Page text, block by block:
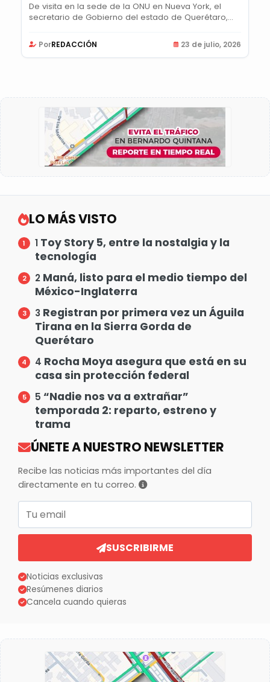
De visita en la sede de la ONU en Nueva York, el
secretario de Gobierno del estado de Querétaro,...
PorREDACCIÓN 23 de julio, 2026
LO MÁS VISTO
1 Toy Story 5, entre la nostalgia y la
tecnología
2 Maná, listo para el medio tiempo del
México-Inglaterra
3 Registran por primera vez un Águila
Tirana en la Sierra Gorda de
Querétaro
4 Rocha Moya asegura que está en su
casa sin protección federal
5 “Nadie nos va a extrañar”
temporada 2: reparto, estreno y
trama
ÚNETE A NUESTRO NEWSLETTER
Recibe las noticias más importantes del día
directamente en tu correo.
SUSCRIBIRME
Noticias exclusivas
Resúmenes diarios
Cancela cuando quieras